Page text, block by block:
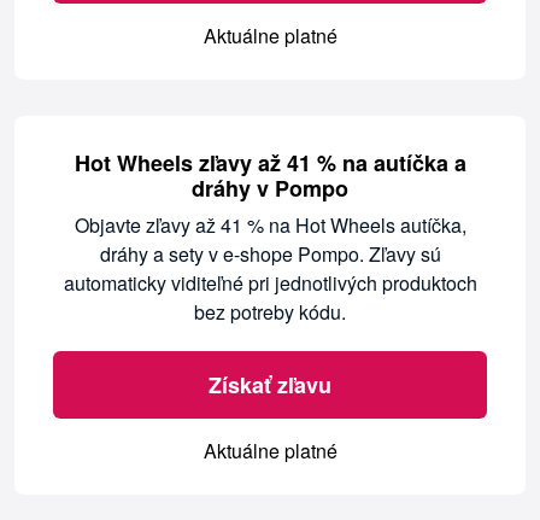
Aktuálne platné
Hot Wheels zľavy až 41 % na autíčka a
dráhy v Pompo
Objavte zľavy až 41 % na Hot Wheels autíčka,
dráhy a sety v e-shope Pompo. Zľavy sú
automaticky viditeľné pri jednotlivých produktoch
bez potreby kódu.
Získať zľavu
Aktuálne platné